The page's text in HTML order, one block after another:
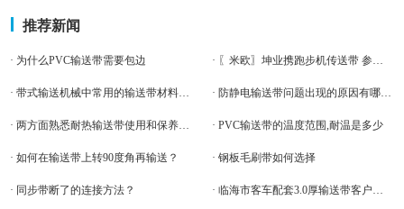
推荐新闻
· 为什么PVC输送带需要包边
· PVC输送带的温度范围,耐温是多少
· 如何在输送带上转90度角再输送？ · 钢板毛刷带如何选择
· 同步带断了的连接方法？